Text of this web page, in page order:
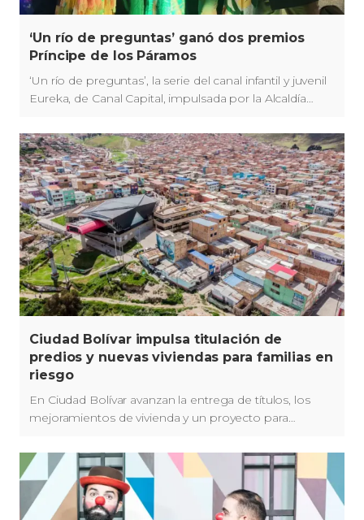
‘Un río de preguntas’ ganó dos premios
Príncipe de los Páramos
‘Un río de preguntas’, la serie del canal infantil y juvenil
Eureka, de Canal Capital, impulsada por la Alcaldía
Recreación y Deporte – SCRD, se llevó los premios a
Mejor Serie de Animación y Mejor Actuación de Voz,
en la segunda edición de los Premios Príncipe de los
Páramos.
Ciudad Bolívar impulsa titulación de
predios y nuevas viviendas para familias en
riesgo
En Ciudad Bolívar avanzan la entrega de títulos, los
mejoramientos de vivienda y un proyecto para